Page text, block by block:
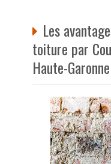
Les
toiture par
Haute-